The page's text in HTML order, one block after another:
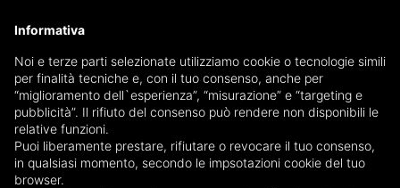
Ricevi copia del giornale via mail
Scegli giornale
Informativa
Noi e terze parti selezionate utilizziamo cookie o tecnologie simili
per finalità tecniche e, con il tuo consenso, anche per
“miglioramento dell`esperienza”, “misurazione” e “targeting e
pubblicità”. Il rifiuto del consenso può rendere non disponibili le
relative funzioni.
Puoi liberamente prestare, rifiutare o revocare il tuo consenso,
in qualsiasi momento, secondo le impsotazioni cookie del tuo
browser.